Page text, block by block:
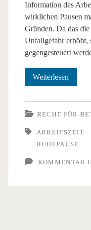
Information des
wirklichen Pausen
Gründen. Da das
Unfallgefahr erhöht,
gegengesteuert
Weiterlesen
für
alle
RECHT FÜR
ARBEITSZEIT
RUHEPAUSE
KOMMENTAR